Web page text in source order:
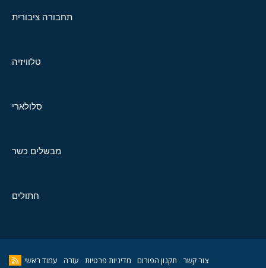
תחבורה ציבורית
טלוויזיה
סלולארי
מבשלים כשר
חתולים
צור קשר תקנון הפורום מדיניות פרטיות עזרה עמוד ראשי